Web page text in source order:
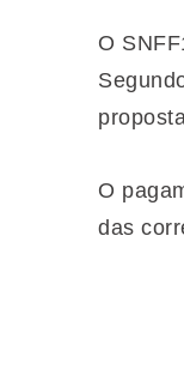
O
O
das